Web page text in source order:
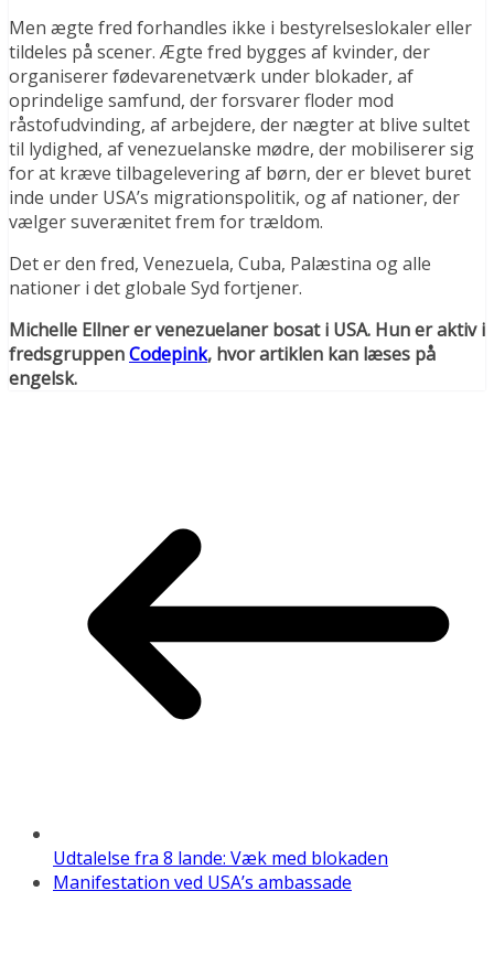
Men ægte fred forhandles ikke i bestyrelseslokaler eller
tildeles på scener. Ægte fred bygges af kvinder, der
organiserer fødevarenetværk under blokader, af
oprindelige samfund, der forsvarer floder mod
råstofudvinding, af arbejdere, der nægter at blive sultet
til lydighed, af venezuelanske mødre, der mobiliserer sig
for at kræve tilbagelevering af børn, der er blevet buret
inde under USA’s migrationspolitik, og af nationer, der
vælger suverænitet frem for trældom.
Det er den fred, Venezuela, Cuba, Palæstina og alle
nationer i det globale Syd fortjener.
Michelle Ellner er venezuelaner bosat i USA. Hun er aktiv i
fredsgruppenCodepink, hvor artiklen kan læses på
engelsk.
Udtalelse fra 8 lande: Væk med blokaden
Manifestation ved USA’s ambassade